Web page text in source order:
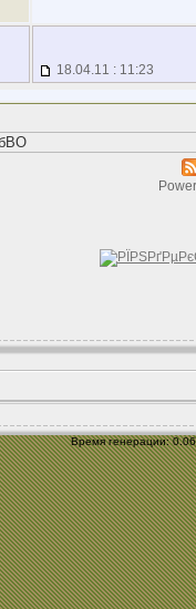
18.04.11 : 11:23
Время генерации: